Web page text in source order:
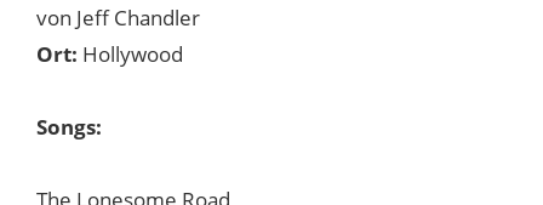
von Jeff Chandler
Ort: Hollywood
Songs: